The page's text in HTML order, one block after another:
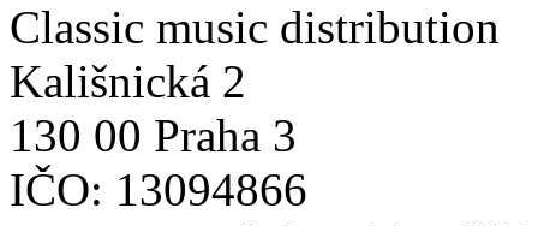
Classic music distribution
Kališnická 2
130 00 Praha 3
IČO: 13094866